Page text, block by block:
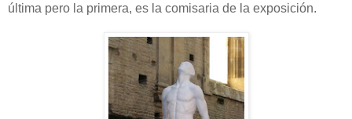
última pero la primera, es la comisaria de la exposición.